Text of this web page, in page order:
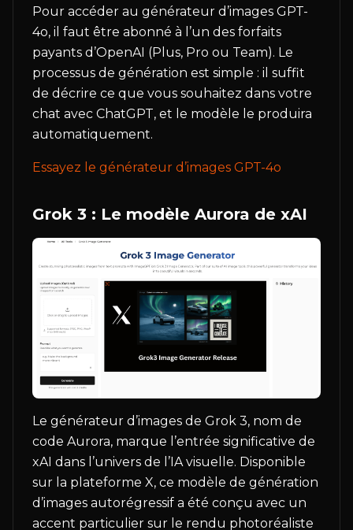
Pour accéder au générateur d’images GPT-
4o, il faut être abonné à l’un des forfaits
payants d’OpenAI (Plus, Pro ou Team). Le
processus de génération est simple : il suffit
de décrire ce que vous souhaitez dans votre
chat avec ChatGPT, et le modèle le produira
automatiquement.
Essayez le générateur d’images GPT-4o
Grok 3 : Le modèle Aurora de xAI
Le générateur d’images de Grok 3, nom de
code Aurora, marque l’entrée significative de
xAI dans l’univers de l’IA visuelle. Disponible
sur la plateforme X, ce modèle de génération
d’images autorégressif a été conçu avec un
accent particulier sur le rendu photoréaliste